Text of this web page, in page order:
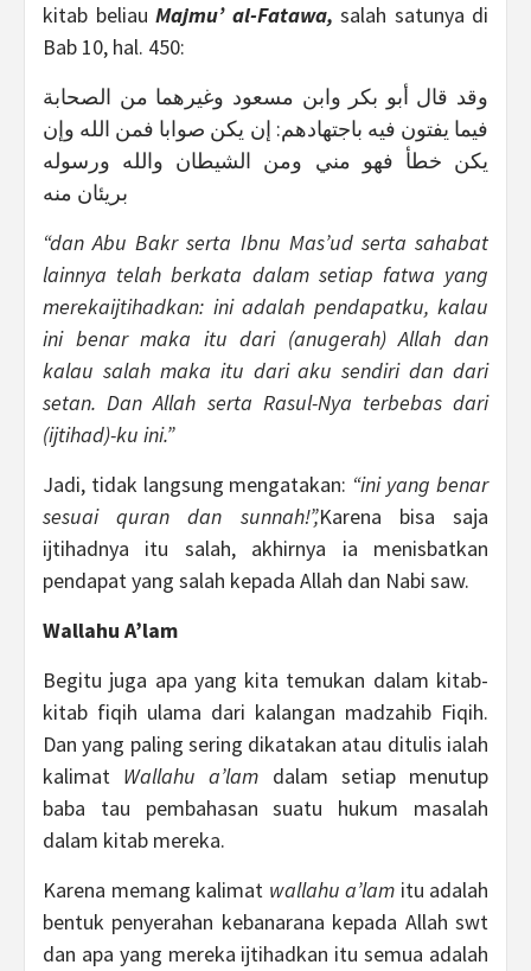
kitab beliau Majmu’ al-Fatawa, salah satunya di
Bab 10, hal. 450:
وقد قال أبو بكر وابن مسعود وغيرهما من الصحابة
فيما يفتون فيه باجتهادهم: إن يكن صوابا فمن الله وإن
يكن خطأ فهو مني ومن الشيطان والله ورسوله
بريئان منه
“dan Abu Bakr serta Ibnu Mas’ud serta sahabat
lainnya telah berkata dalam setiap fatwa yang
merekaijtihadkan: ini adalah pendapatku, kalau
ini benar maka itu dari (anugerah) Allah dan
kalau salah maka itu dari aku sendiri dan dari
setan. Dan Allah serta Rasul-Nya terbebas dari
(ijtihad)-ku ini.”
Jadi, tidak langsung mengatakan: “ini yang benar
sesuai quran dan sunnah!”,Karena bisa saja
ijtihadnya itu salah, akhirnya ia menisbatkan
pendapat yang salah kepada Allah dan Nabi saw.
Wallahu A’lam
Begitu juga apa yang kita temukan dalam kitab-
kitab fiqih ulama dari kalangan madzahib Fiqih.
Dan yang paling sering dikatakan atau ditulis ialah
kalimat Wallahu a’lam dalam setiap menutup
baba tau pembahasan suatu hukum masalah
dalam kitab mereka.
Karena memang kalimat wallahu a’lam itu adalah
bentuk penyerahan kebanarana kepada Allah swt
dan apa yang mereka ijtihadkan itu semua adalah